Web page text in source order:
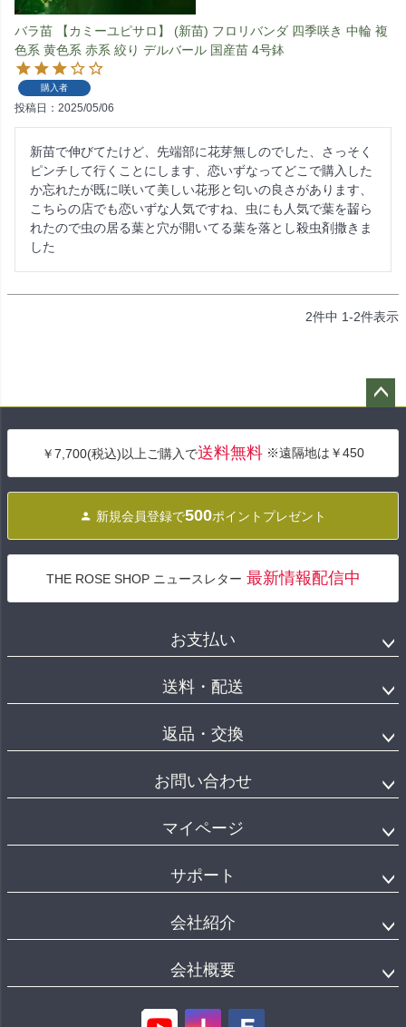
バラ苗 【カミーユピサロ】 (新苗) フロリバンダ 四季咲き 中輪 複
色系 黄色系 赤系 絞り デルバール 国産苗 4号鉢
購入者
投稿日 2025/05/06
新苗で伸びてたけど、先端部に花芽無しのでした、さっそく
ピンチして行くことにします、恋いずなってどこで購入した
か忘れたが既に咲いて美しい花形と匂いの良さがあります、
こちらの店でも恋いずな人気ですね、虫にも人気で葉を齧ら
れたので虫の居る葉と穴が開いてる葉を落とし殺虫剤撒きま
した
2件中 1-2件表示
へ
￥7,700(税込)以上ご購入で送料無料 ※遠隔地は￥450
新規会員登録で500ポイントプレゼント
THE ROSE SHOP ニュースレター 最新情報配信中
お支払い
送料・配送
返品・交換
お問い合わせ
マイページ
サポート
会社紹介
会社概要